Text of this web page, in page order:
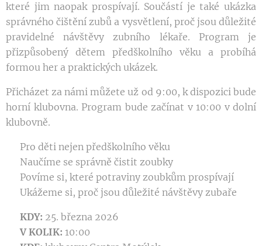
které jim naopak prospívají. Součástí je také ukázka
správného čištění zubů a vysvětlení, proč jsou důležité
pravidelné návštěvy zubního lékaře. Program je
přizpůsobený dětem předškolního věku a probíhá
formou her a praktických ukázek.
Přicházet za námi můžete už od 9:00, k dispozici bude
horní klubovna. Program bude začínat v 10:00 v dolní
klubovně.
👶 Pro děti nejen předškolního věku
🪥 Naučíme se správně čistit zoubky
🍎 Povíme si, které potraviny zoubkům prospívají
🦷 Ukážeme si, proč jsou důležité návštěvy zubaře
KDY: 25. března 2026
🕙V KOLIK: 10:00